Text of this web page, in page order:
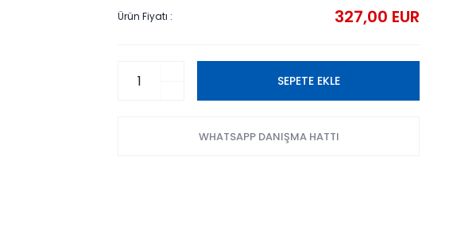
Ürün Fiyatı : 327,00 EUR
SEPETE EKLE
WHATSAPP DANIŞMA HATTI